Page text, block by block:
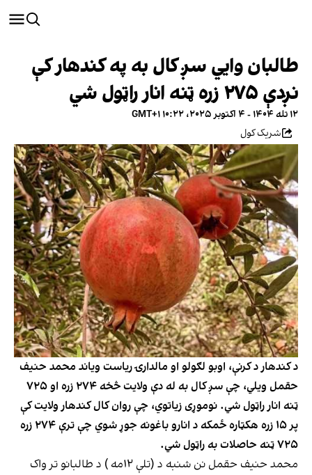
طالبان وایي سږ کال به په کندهار کې
نږدې ۲۷۵ زره ټنه انار راټول شي
۱۲ تله ۱۴۰۴ - ۴ اکتوبر ۲۰۲۵، ۱۰:۲۲ GMT+۱
شریک کول
د کندهار د کرنې، اوبو لګولو او مالدارۍ ریاست ویاند محمد حنیف
حقمل ويلي، چې سږ کال به له دې ولایت څخه ۲۷۴ زره او ۷۲۵
ټنه انار راټول شي. نوموړی زیاتوي، چې روان کال کندهار ولایت کې
پر ۱۵ زره هکټاره ځمکه د انارو باغونه جوړ شوي چې ترې ۲۷۴ زره
۷۲۵ ټنه حاصلات به راټول شي.
محمد حنیف حقمل نن شنبه د (تلې ۱۲مه ) د طالبانو تر واک